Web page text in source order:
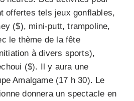
offertes tels jeux gonflables,
($), mini-putt, trampoline,
le thème de la fête
à divers sports),
($). Il y aura une
Amalgame (17 h 30). Le
donnera un spectacle en